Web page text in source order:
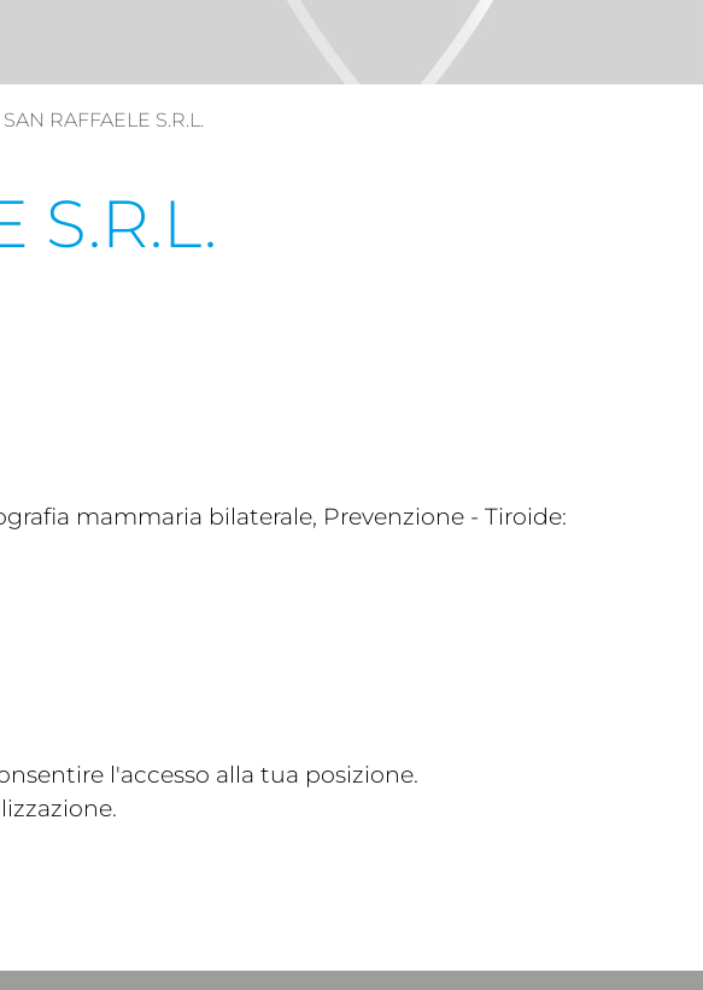
RAFFAELE S.R.L.
S.R.L.
mammaria bilaterale, Prevenzione - Tiroide:
l'accesso alla tua posizione.